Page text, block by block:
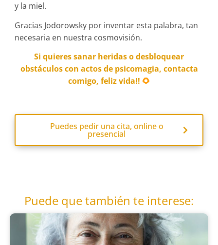
y la miel.
Gracias Jodorowsky por inventar esta palabra, tan
necesaria en nuestra cosmovisión.
Si quieres sanar heridas o desbloquear
obstáculos con actos de psicomagia, contacta
comigo, feliz vida!! 🌻
Puedes pedir una cita, online o
presencial
Puede que también te interese: